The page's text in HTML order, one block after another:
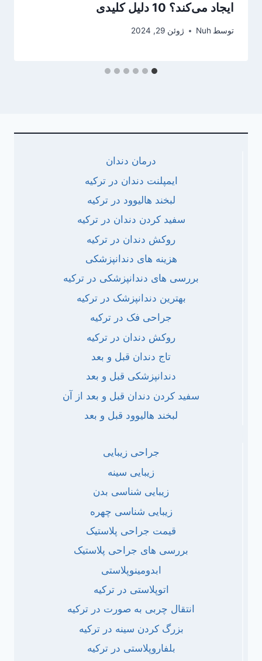
ایجاد می‌کند؟ 10 دلیل کلیدی
توسط Nuh ژوئن 29, 2024
درمان دندان
ایمپلنت دندان در ترکیه
لبخند هالیوود در ترکیه
سفید کردن دندان در ترکیه
روکش دندان در ترکیه
هزینه های دندانپزشکی
بررسی های دندانپزشکی در ترکیه
بهترین دندانپزشک در ترکیه
جراحی فک در ترکیه
روکش دندان در ترکیه
تاج دندان قبل و بعد
دندانپزشکی قبل و بعد
سفید کردن دندان قبل و بعد از آن
لبخند هالیوود قبل و بعد
جراحی زیبایی
زیبایی سینه
زیبایی شناسی بدن
زیبایی شناسی چهره
قیمت جراحی پلاستیک
بررسی های جراحی پلاستیک
ابدومینوپلاستی
اتوپلاستی در ترکیه
انتقال چربی به صورت در ترکیه
بزرگ کردن سینه در ترکیه
بلفاروپلاستی در ترکیه